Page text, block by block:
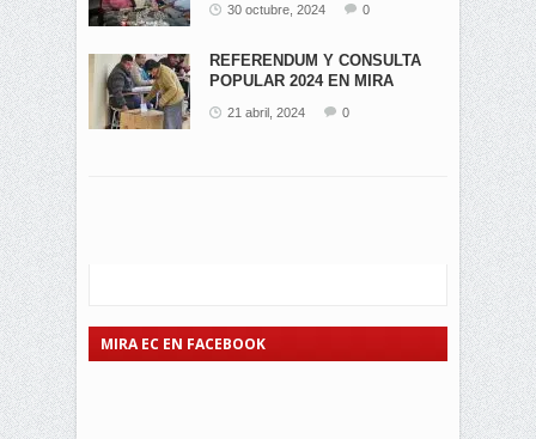
30 octubre, 2024 0
REFERENDUM Y CONSULTA
POPULAR 2024 EN MIRA
21 abril, 2024 0
MIRA EC EN FACEBOOK